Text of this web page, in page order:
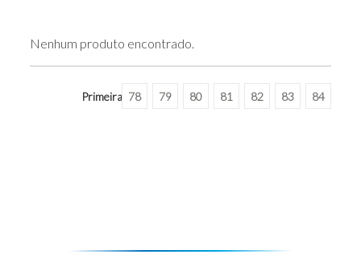
Nenhum produto encontrado.
Primeira 78 79 80 81 82 83 84